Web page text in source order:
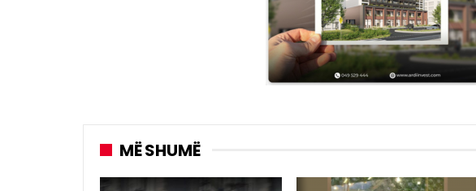
MË SHUMË